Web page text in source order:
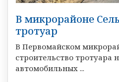
В микрорайоне
тротуар
В Первомайском
строительство тротуара
автомобильных ...